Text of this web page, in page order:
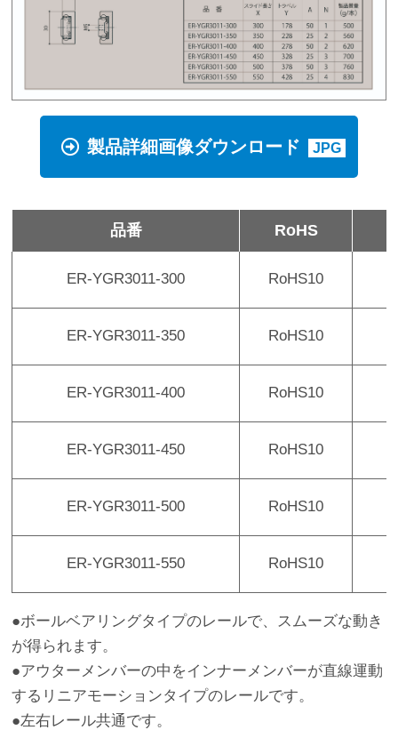
製品詳細画像ダウンロード JPG
品番 RoHS
ER-YGR3011-300 RoHS10
ER-YGR3011-350 RoHS10
ER-YGR3011-400 RoHS10
ER-YGR3011-450 RoHS10
ER-YGR3011-500 RoHS10
ER-YGR3011-550 RoHS10
●ボールベアリングタイプのレールで、スムーズな動き
が得られます。
●アウターメンバーの中をインナーメンバーが直線運動
するリニアモーションタイプのレールです。
●左右レール共通です。